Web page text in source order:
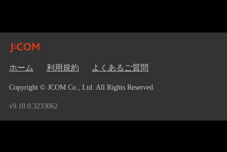
ホーム 利用規約 よくあるご質問
Copyright © JCOM Co., Ltd. All Rights Reserved.
v9.10.0.3233062